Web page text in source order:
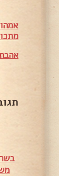
בשר צלי מס' 5